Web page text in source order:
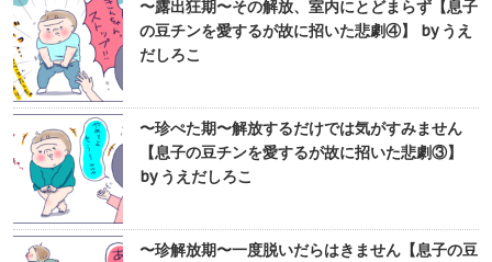
〜露出狂期〜その解放、室内にとどまらず【息子
の豆チンを愛するが故に招いた悲劇④】 by うえ
だしろこ
〜珍ぺた期〜解放するだけでは気がすみません
【息子の豆チンを愛するが故に招いた悲劇③】
by うえだしろこ
〜珍解放期〜一度脱いだらはきません【息子の豆